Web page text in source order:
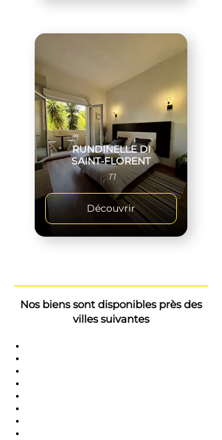
RUNDINELLE DI
SAINT-FLORENT
T1
Découvrir
Nos biens sont disponibles près des
villes suivantes